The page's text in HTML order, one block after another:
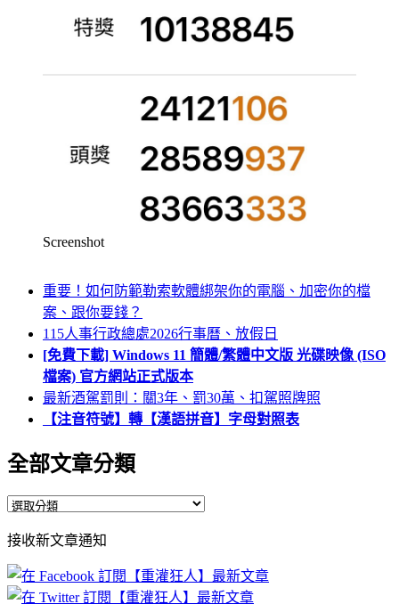
Screenshot
重要！如何防範勒索軟體綁架你的電腦、加密你的檔
案、跟你要錢？
115人事行政總處2026行事曆、放假日
[免費下載] Windows 11 簡體/繁體中文版 光碟映像 (ISO
檔案) 官方網站正式版本
最新酒駕罰則：關3年、罰30萬、扣駕照牌照
【注音符號】轉【漢語拼音】字母對照表
全部文章分類
全
文
章
分
接收新文章通知